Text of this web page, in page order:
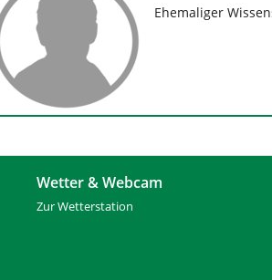
Ehemaliger
Wetter & Webcam
Zur Wetterstation